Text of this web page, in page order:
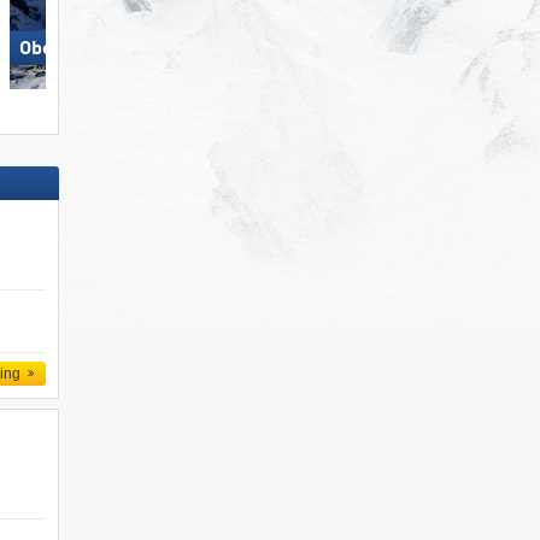
Obertauern
Skicircus Saalbach
Leogang Fieberbrunn